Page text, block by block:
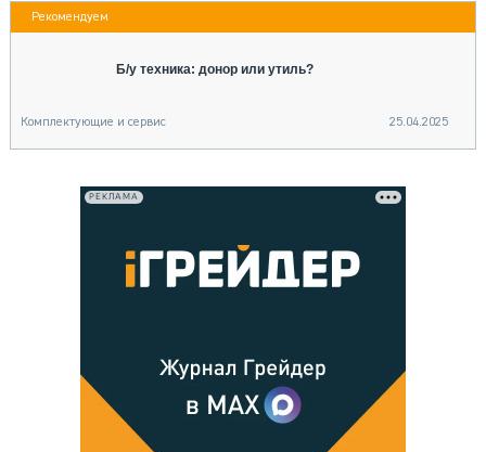
Б/у техника: донор или утиль?
Комплектующие и сервис 25.04.2025
РЕКЛАМА